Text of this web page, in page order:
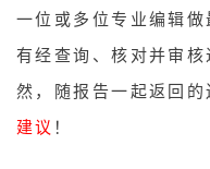
一位或多位专业编辑
有经查询、核对并审
然，随报告一起返回
建议 ！